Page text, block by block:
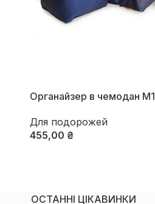
Органайзер в чемодан М1
Для подорожей
455,00 ₴
ОСТАННІ ЦІКАВИНКИ